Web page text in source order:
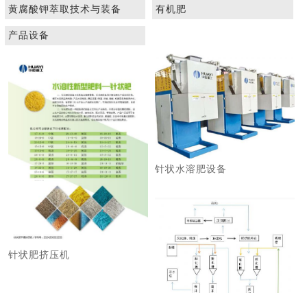
黄腐酸钾萃取技术与装备 有机肥
产品设备
针状肥挤压机
针状水溶肥设备